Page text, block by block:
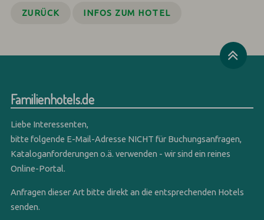
ZURÜCK INFOS ZUM HOTEL
Familienhotels.de
Liebe Interessenten,
bitte folgende E-Mail-Adresse NICHT für Buchungsanfragen,
Kataloganforderungen o.ä. verwenden - wir sind ein reines
Online-Portal.
Anfragen dieser Art bitte direkt an die entsprechenden Hotels
senden.